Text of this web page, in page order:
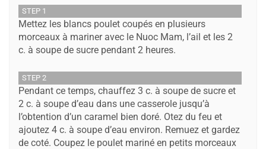
STEP 1
Mettez les blancs poulet coupés en plusieurs
morceaux à mariner avec le Nuoc Mam, l’ail et les 2
c. à soupe de sucre pendant 2 heures.
STEP 2
Pendant ce temps, chauffez 3 c. à soupe de sucre et
2 c. à soupe d’eau dans une casserole jusqu’à
l’obtention d’un caramel bien doré. Otez du feu et
ajoutez 4 c. à soupe d’eau environ. Remuez et gardez
de coté. Coupez le poulet mariné en petits morceaux